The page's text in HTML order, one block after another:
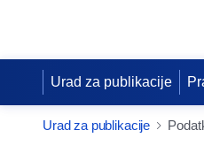
Urad za publikacije
Urad za publikacije